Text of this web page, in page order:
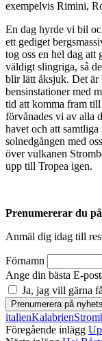
exempelvis Rimini,
En dag hyrde vi bil
ett gediget
tog oss en hel dag att
väldigt slingriga, så
blir lätt åksjuk. Det är
bensinstationer med
tid att komma fram till
förvånades vi av alla
havet och att
solnedgången med
över vulkanen
upp till Tropea igen.
Prenumererar du
Anmäl dig idag till
Förnamn
Ange din bästa E-
Ja, jag vill gärna
italienKalabrien
Föregående inlägg